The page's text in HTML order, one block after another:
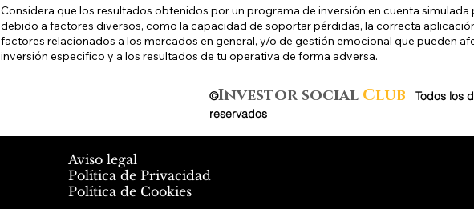
Considera que los resultados obtenidos por un programa de inversión en cuenta
debido a factores diversos, como la capacidad de soportar pérdidas, la correcta
factores relacionados a los mercados en general, y/o de gestión emocional que pueden
inversión especifico y a los resultados de tu operativa de forma adversa.
©Investor social Club
Todos los
reservados
Aviso legal
Política de Privacidad
Política de Cookies